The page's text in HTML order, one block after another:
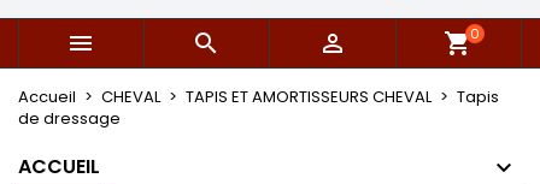
   shopping_cart0
Accueil CHEVAL TAPIS ET AMORTISSEURS CHEVAL
Tapis
de dressage
ACCUEIL